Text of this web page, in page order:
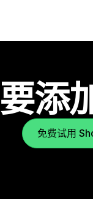
添
免费试用